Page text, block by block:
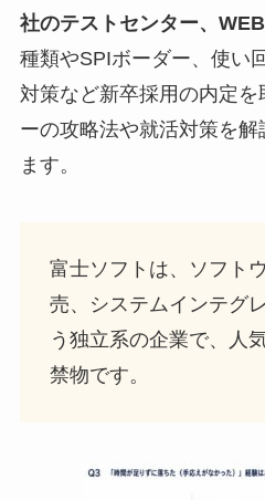
社のテストセンター、
種類やSPIボーダー、使い
対策など新卒採用の内定
ーの攻略法や就活対策を
ます。
富士ソフトは、ソフト
売、システムインテグ
う独立系の企業で、人
禁物です。